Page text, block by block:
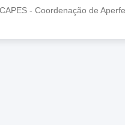
- Coordenação de